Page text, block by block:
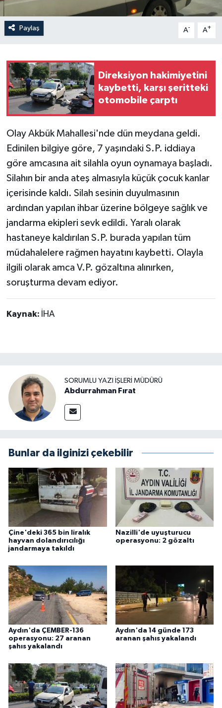
Paylaş A- A+
Direksiyon hakimiyetini
kaybetti, karşı şeritteki
otomobile çarptı
Olay Akbük Mahallesi'nde dün meydana geldi.
Edinilen bilgiye göre, 7 yaşındaki S.P. iddiaya
göre amcasına ait silahla oyun oynamaya başladı.
Silahın bir anda ateş almasıyla küçük çocuk kanlar
içerisinde kaldı. Silah sesinin duyulmasının
ardından yapılan ihbar üzerine bölgeye sağlık ve
jandarma ekipleri sevk edildi. Yaralı olarak
hastaneye kaldırılan S.P. burada yapılan tüm
müdahalelere rağmen hayatını kaybetti. Olayla
ilgili olarak amca V.P. gözaltına alınırken,
soruşturma devam ediyor.
Kaynak: İHA
SORUMLU YAZI İŞLERI MÜDÜRÜ
Abdurrahman Fırat
Bunlar da ilginizi çekebilir
Çine'deki 365 bin liralık
hayvan dolandırıcılığı
jandarmaya takıldı
Nazilli'de uyuşturucu
operasyonu: 2 gözaltı
Aydın'da ÇEMBER-136
operasyonu: 27 aranan
şahıs yakalandı
Aydın'da 14 günde 173
aranan şahıs yakalandı